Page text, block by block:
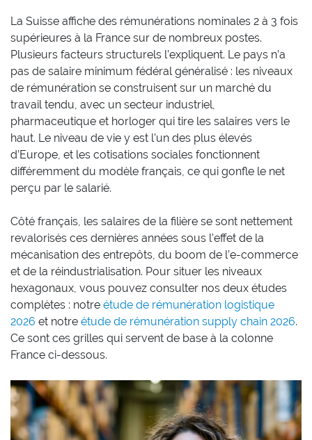
La Suisse affiche des rémunérations nominales 2 à 3 fois
supérieures à la France sur de nombreux postes.
Plusieurs facteurs structurels l’expliquent. Le pays n’a
pas de salaire minimum fédéral généralisé : les niveaux
de rémunération se construisent sur un marché du
travail tendu, avec un secteur industriel,
pharmaceutique et horloger qui tire les salaires vers le
haut. Le niveau de vie y est l’un des plus élevés
d’Europe, et les cotisations sociales fonctionnent
différemment du modèle français, ce qui gonfle le net
perçu par le salarié.
Côté français, les salaires de la filière se sont nettement
revalorisés ces dernières années sous l’effet de la
mécanisation des entrepôts, du boom de l’e-commerce
et de la réindustrialisation. Pour situer les niveaux
hexagonaux, vous pouvez consulter nos deux études
complètes : notre étude de rémunération logistique
2026 et notre étude de rémunération supply chain 2026.
Ce sont ces grilles qui servent de base à la colonne
France ci-dessous.